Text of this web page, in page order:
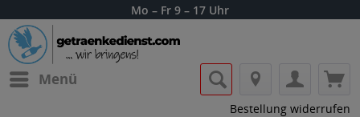
Mo – Fr 9 – 17 Uhr
Menü
Bestellung widerrufen